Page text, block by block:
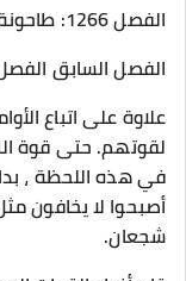
الفصل 1266: طاحونة الحياة (الجزء الثاني )
الفصل السابق
علاوة على اتباع
لقوتهم. حتى قوة
في هذه اللحظة ،
أصبحوا لا يخافون
شجعان.